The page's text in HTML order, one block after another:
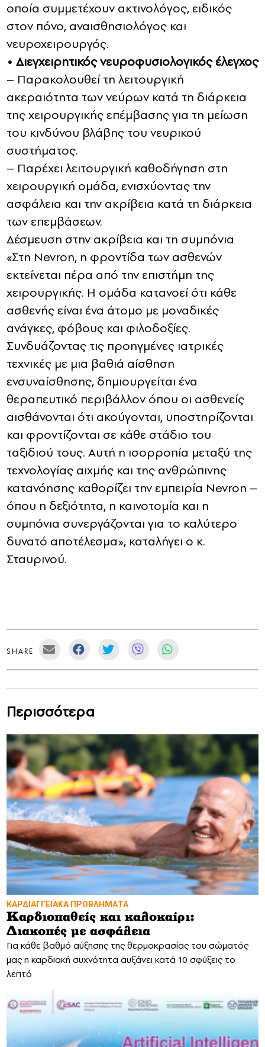
οποία συμμετέχουν ακτινολόγος, ειδικός
στον πόνο, αναισθησιολόγος και
νευροχειρουργός.
• Διεγχειρητικός νευροφυσιολογικός έλεγχος
– Παρακολουθεί τη λειτουργική
ακεραιότητα των νεύρων κατά τη διάρκεια
της χειρουργικής επέμβασης για τη μείωση
του κινδύνου βλάβης του νευρικού
συστήματος.
– Παρέχει λειτουργική καθοδήγηση στη
χειρουργική ομάδα, ενισχύοντας την
ασφάλεια και την ακρίβεια κατά τη διάρκεια
των επεμβάσεων.
Δέσμευση στην ακρίβεια και τη συμπόνια
«Στη Nevron, η φροντίδα των ασθενών
εκτείνεται πέρα από την επιστήμη της
χειρουργικής. Η ομάδα κατανοεί ότι κάθε
ασθενής είναι ένα άτομο με μοναδικές
ανάγκες, φόβους και φιλοδοξίες.
Συνδυάζοντας τις προηγμένες ιατρικές
τεχνικές με μια βαθιά αίσθηση
ενσυναίσθησης, δημιουργείται ένα
θεραπευτικό περιβάλλον όπου οι ασθενείς
αισθάνονται ότι ακούγονται, υποστηρίζονται
και φροντίζονται σε κάθε στάδιο του
ταξιδιού τους. Αυτή η ισορροπία μεταξύ της
τεχνολογίας αιχμής και της ανθρώπινης
κατανόησης καθορίζει την εμπειρία Nevron –
όπου η δεξιότητα, η καινοτομία και η
συμπόνια συνεργάζονται για το καλύτερο
δυνατό αποτέλεσμα», καταλήγει ο κ.
Σταυρινού.
SHARE
Περισσότερα
ΚΑΡΔΙΑΓΓΕΙΑΚΑ ΠΡΟΒΛΗΜΑΤΑ
Καρδιοπαθείς και καλοκαίρι:
Διακοπές με ασφάλεια
Για κάθε βαθμό αύξησης της θερμοκρασίας του σώματός
μας η καρδιακή συχνότητα αυξάνει κατά 10 σφύξεις το
λεπτό